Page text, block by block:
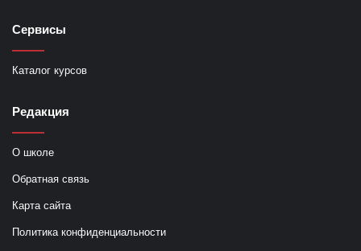
Сервисы
Каталог курсов
Редакция
О школе
Обратная связь
Карта сайта
Политика конфиденциальности